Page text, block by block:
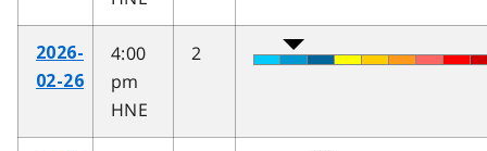
2026-
02-26
4:00
pm
HNE
2